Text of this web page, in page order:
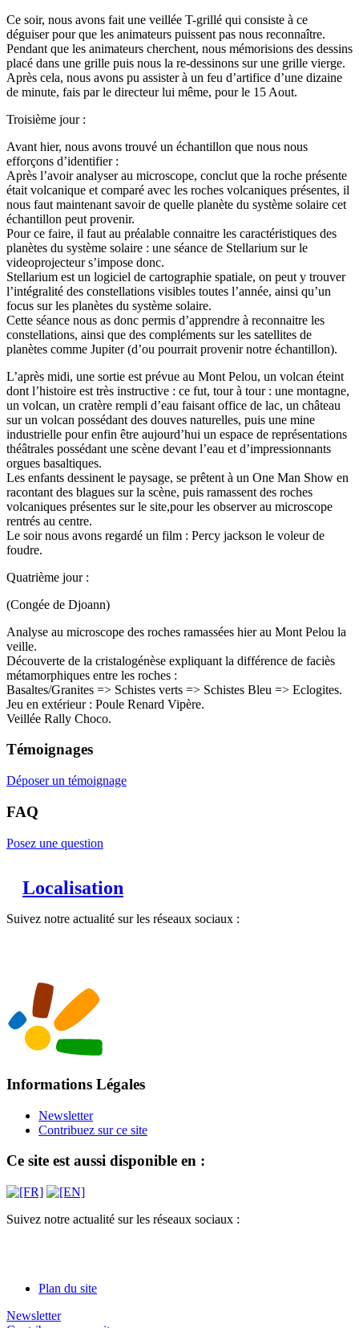
Ce soir, nous avons fait une veillée T-grillé qui consiste à ce
déguiser pour que les animateurs puissent pas nous reconnaître.
Pendant que les animateurs cherchent, nous mémorisions des dessins
placé dans une grille puis nous la re-dessinons sur une grille vierge.
Après cela, nous avons pu assister à un feu d’artifice d’une dizaine
de minute, fais par le directeur lui même, pour le 15 Aout.
Troisième jour :
Avant hier, nous avons trouvé un échantillon que nous nous
efforçons d’identifier :
Après l’avoir analyser au microscope, conclut que la roche présente
était volcanique et comparé avec les roches volcaniques présentes, il
nous faut maintenant savoir de quelle planète du système solaire cet
échantillon peut provenir.
Pour ce faire, il faut au préalable connaitre les caractéristiques des
planètes du système solaire : une séance de Stellarium sur le
videoprojecteur s’impose donc.
Stellarium est un logiciel de cartographie spatiale, on peut y trouver
l’intégralité des constellations visibles toutes l’année, ainsi qu’un
focus sur les planètes du système solaire.
Cette séance nous as donc permis d’apprendre à reconnaitre les
constellations, ainsi que des compléments sur les satellites de
planètes comme Jupiter (d’ou pourrait provenir notre échantillon).
L’après midi, une sortie est prévue au Mont Pelou, un volcan éteint
dont l’histoire est très instructive : ce fut, tour à tour : une montagne,
un volcan, un cratère rempli d’eau faisant office de lac, un château
sur un volcan possédant des douves naturelles, puis une mine
industrielle pour enfin être aujourd’hui un espace de représentations
théâtrales possédant une scène devant l’eau et d’impressionnants
orgues basaltiques.
Les enfants dessinent le paysage, se prêtent à un One Man Show en
racontant des blagues sur la scène, puis ramassent des roches
volcaniques présentes sur le site,pour les observer au microscope
rentrés au centre.
Le soir nous avons regardé un film : Percy jackson le voleur de
foudre.
Quatrième jour :
(Congée de Djoann)
Analyse au microscope des roches ramassées hier au Mont Pelou la
veille.
Découverte de la cristalogénèse expliquant la différence de faciès
métamorphiques entre les roches :
Basaltes/Granites => Schistes verts => Schistes Bleu => Eclogites.
Jeu en extérieur : Poule Renard Vipère.
Veillée Rally Choco.
Témoignages
Déposer un témoignage
FAQ
Posez une question
Localisation
Suivez notre actualité sur les réseaux sociaux :
Informations Légales
Newsletter
Contribuez sur ce site
Ce site est aussi disponible en :
Suivez notre actualité sur les réseaux sociaux :
Plan du site
Newsletter